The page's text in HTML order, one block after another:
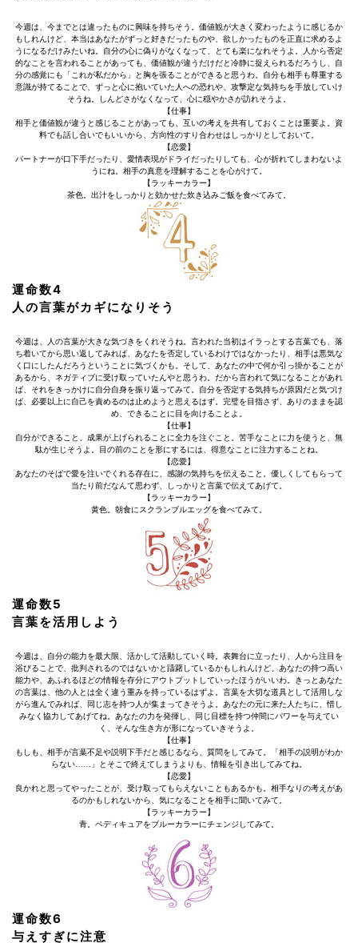
今週は、今までとは違ったものに興味を持ちそう。価値観が大きく変わったように感じるか
もしれんけど、本当はあなたがずっと好きだったものや、欲しかったものを正直に求めるよ
うになるだけみたいね。自分の心に偽りがなくなって、とても楽になれそうよ。人から否定
的なことを言われることがあっても、価値観が違うだけだと冷静に捉えられるだろうし、自
分の感覚にも「これが私だから」と胸を張ることができると思うわ。自分も相手も尊重する
意識が持てることで、ずっと心に抱いていた人への恐れや、攻撃定な気持ちを手放していけ
そうね。しんどさがなくなって、心に穏やかさが訪れそうよ。
【仕事】
相手と価値観が違うと感じることがあっても、互いの考えを共有しておくことは重要よ。資
料でも話し合いでもいいから、方向性のすり合わせはしっかりとしておいて。
【恋愛】
パートナーが口下手だったり、愛情表現がドライだったりしても、心が折れてしまわないよ
うにね。相手の真意を理解することを心がけて。
【ラッキーカラー】
茶色。出汁をしっかりと効かせた炊き込みご飯を食べてみて。
運命数4
人の言葉がカギになりそう
今週は、人の言葉が大きな気づきをくれそうね。言われた当初はイラっとする言葉でも、落
ち着いてから思い返してみれば、あなたを否定しているわけではなかったり、相手は悪気な
く口にしたんだろうということに気づくかも。そして、あなたの中で何か引っ掛かることが
あるから、ネガティブに受け取っていたんやと思うわ。だから言われて気になることがあれ
ば、それをきっかけに自分自身を振り返ってみて。自分を否定する気持ちが原因だと気づけ
ば、必要以上に自己を責めるのは止めようと思えるはず。完璧を目指さず、ありのままを認
め、できることに目を向けることよ。
【仕事】
自分ができること、成果が上げられることに全力を注ぐこと。苦手なことに力を使うと、無
駄が生じそうよ。目の前のことを形にするには、得意なことに注力することね。
【恋愛】
あなたのそばで愛を注いでくれる存在に、感謝の気持ちを伝えること。優しくしてもらって
当たり前だなんて思わず、しっかりと言葉で伝えてあげて。
【ラッキーカラー】
黄色。朝食にスクランブルエッグを食べてみて。
運命数5
言葉を活用しよう
今週は、自分の能力を最大限、活かして活動していく時。表舞台に立ったり、人から注目を
浴びることで、批判されるのではないかと躊躇しているかもしれんけど、あなたの持つ高い
能力や、あふれるほどの情報を存分にアウトプットしていったほうがいいわ。きっとあなた
の言葉は、他の人とは全く違う重みを持っているはずよ。言葉を大切な道具として活用しな
がら進んでみれば、同じ志を持つ人が集まってきそうよ。あなたの元に来た人たちに、惜し
みなく協力してあげてね。あなたの力を発揮し、同じ目標を持つ仲間にパワーを与えてい
く、そんな生き方が形になっていきそうよ。
【仕事】
もしも、相手が言葉不足や説明下手だと感じるなら、質問をしてみて。「相手の説明がわか
らない……」とそこで終えてしまうよりも、情報を引き出してみてね。
【恋愛】
良かれと思ってやったことが、受け取ってもらえないこともあるかも。相手なりの考えがあ
るのかもしれないから、気になることを相手に聞いてみて。
【ラッキーカラー】
青。ペディキュアをブルーカラーにチェンジしてみて。
運命数6
与えすぎに注意